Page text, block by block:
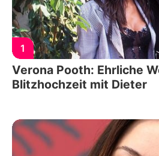
1
Verona Pooth: Ehrliche
Blitzhochzeit mit Dieter